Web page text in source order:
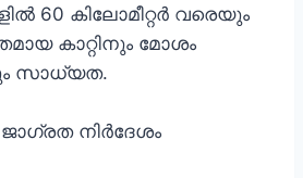
60 കിലോമീറ്റർ വരെയും
കാറ്റിനും മോശം
സാധ്യത.
നിർദേശം